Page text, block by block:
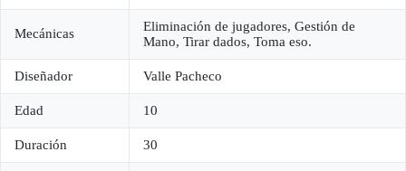
Mecánicas
Eliminación de jugadores, Gestión de
Mano, Tirar dados, Toma eso.
Diseñador Valle Pacheco
Edad 10
Duración 30